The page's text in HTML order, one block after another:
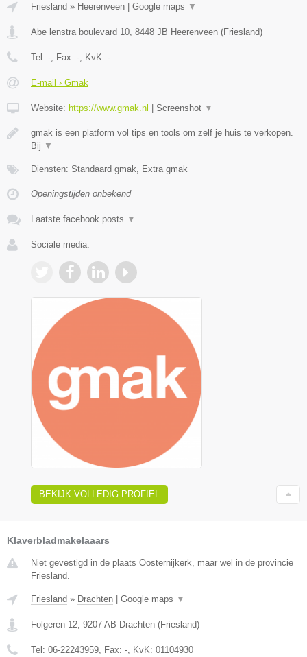
Friesland » Heerenveen | Google maps ▼
Abe lenstra boulevard 10 8448 JB Heerenveen (Friesland)
Tel: - , Fax: - , KvK: -
E-mail › Gmak
Website: https://www.gmak.nl | Screenshot ▼
gmak is een platform vol tips en tools om zelf je huis te verkopen.
Bij ▼
Diensten: Standaard gmak, Extra gmak
Openingstijden onbekend
Laatste facebook posts ▼
Sociale media:
BEKIJK VOLLEDIG PROFIEL
Klaverbladmakelaaars
Niet gevestigd in de plaats Oosternijkerk, maar wel in de provincie
Friesland.
Friesland » Drachten | Google maps ▼
Folgeren 12 9207 AB Drachten (Friesland)
Tel: 06-22243959 , Fax: - , KvK: 01104930